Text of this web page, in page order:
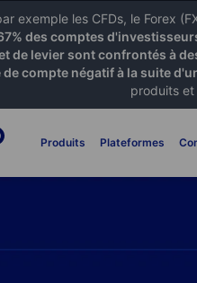
exemple les CFDs, le Forex
des comptes
de levier sont confrontés à
de compte négatif à la suite
produits
Produits Plateformes